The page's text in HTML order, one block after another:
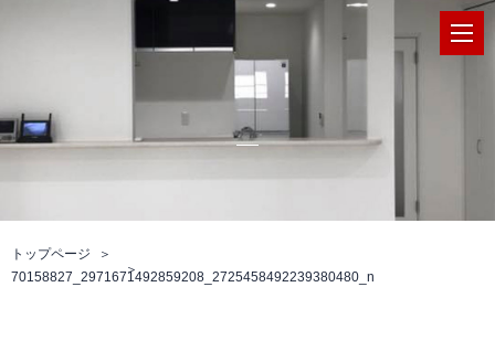
トップページ
70158827_2971671492859208_2725458492239380480_n